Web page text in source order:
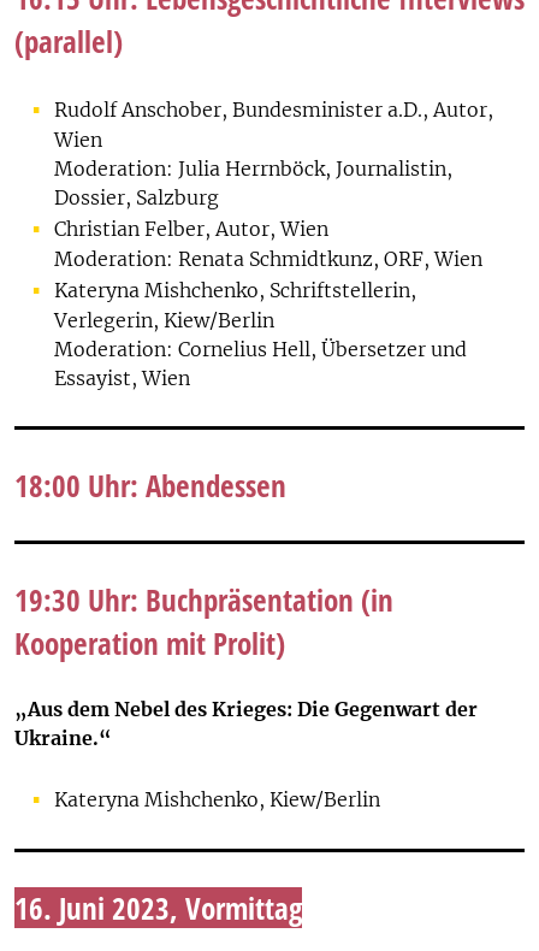
(parallel)
Rudolf Anschober, Bundesminister a.D., Autor,
Wien
Moderation: Julia Herrnböck, Journalistin,
Dossier, Salzburg
Christian Felber, Autor, Wien
Moderation: Renata Schmidtkunz, ORF, Wien
Kateryna Mishchenko, Schriftstellerin,
Verlegerin, Kiew/Berlin
Moderation: Cornelius Hell, Übersetzer und
Essayist, Wien
18:00 Uhr: Abendessen
19:30 Uhr: Buchpräsentation (in
Kooperation mit Prolit)
„Aus dem Nebel des Krieges: Die Gegenwart der
Ukraine.“
Kateryna Mishchenko, Kiew/Berlin
16. Juni 2023, Vormittag